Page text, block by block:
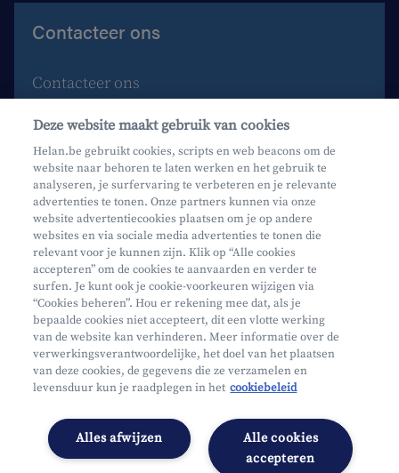
Contacteer ons
Contacteer ons
Maak een afspraak
Waar vind je ons?
Phishing
Mifid
Privacy
Juridische info
Onderworpen aan de controle van CDZ
Toegankelijkheidsverklaring
Cookies beheren
Deze website maakt gebruik van cookies
Helan.be gebruikt cookies, scripts en web beacons om de
website naar behoren te laten werken en het gebruik te
analyseren, je surfervaring te verbeteren en je relevante
advertenties te tonen. Onze partners kunnen via onze
website advertentiecookies plaatsen om je op andere
websites en via sociale media advertenties te tonen die
relevant voor je kunnen zijn. Klik op “Alle cookies
accepteren” om de cookies te aanvaarden en verder te
surfen. Je kunt ook je cookie-voorkeuren wijzigen via
“Cookies beheren”. Hou er rekening mee dat, als je
bepaalde cookies niet accepteert, dit een vlotte werking
van de website kan verhinderen. Meer informatie over de
verwerkingsverantwoordelijke, het doel van het plaatsen
van deze cookies, de gegevens die ze verzamelen en
levensduur kun je raadplegen in het cookiebeleid
Alle cookies
accepteren
Alles afwijzen